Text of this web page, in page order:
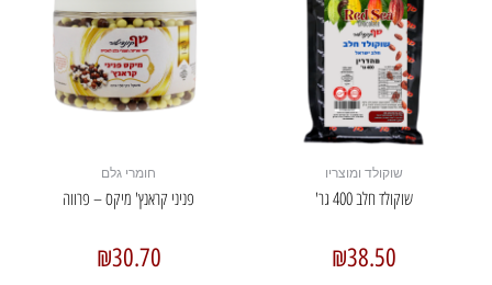
שוקולד ומוצריו
שוקולד חלב 400 גר'
₪38.50
חומרי גלם
פניני קראנץ' מיקס – פרווה
₪30.70